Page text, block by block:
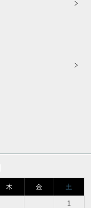
木 金 土
1